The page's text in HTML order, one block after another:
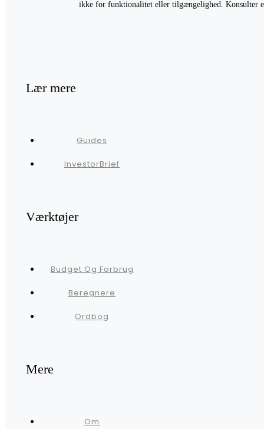
ikke for funktionalitet eller tilgængelighed. Konsulter
Lær mere
Guides
InvestorBrief
Værktøjer
Budget Og Forbrug
Beregnere
Ordbog
Mere
Om